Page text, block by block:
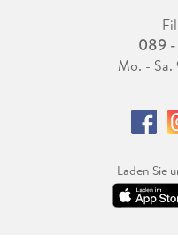
089
Mo. -
Laden Sie